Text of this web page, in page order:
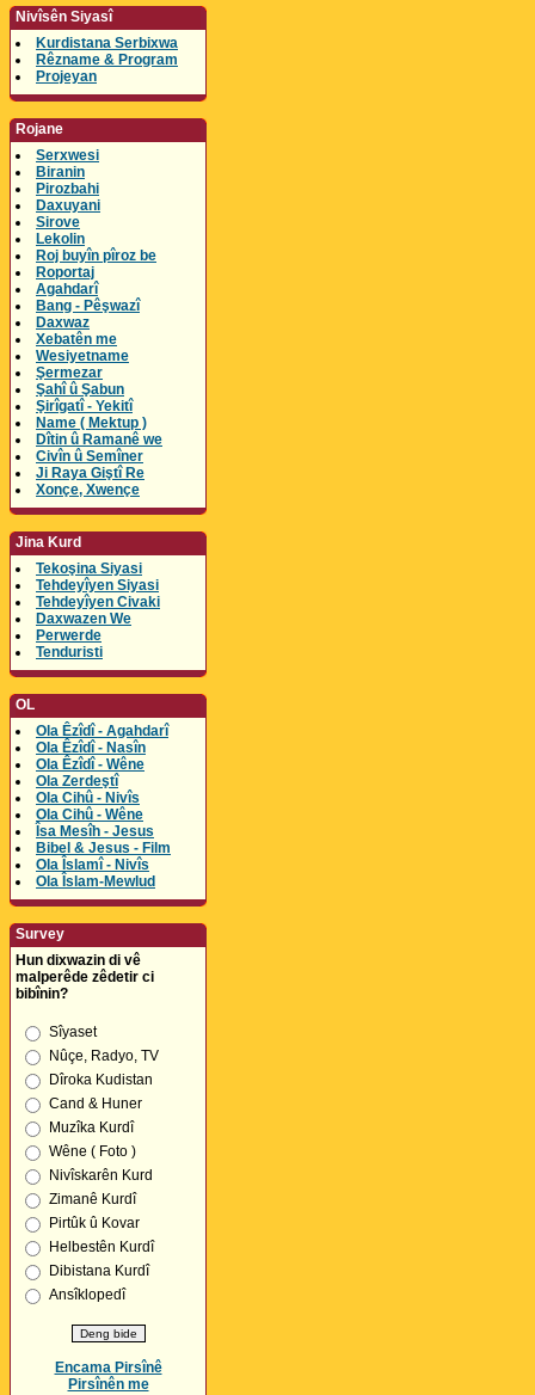
Nivîsên Siyasî
Kurdistana Serbixwa
Rêzname & Program
Projeyan
Rojane
Serxwesi
Biranin
Pirozbahi
Daxuyani
Sirove
Lekolin
Roj buyîn pîroz be
Roportaj
Agahdarî
Bang - Pêşwazî
Daxwaz
Xebatên me
Wesiyetname
Şermezar
Şahî û Şabun
Şirîgatî - Yekitî
Name ( Mektup )
Dîtin û Ramanê we
Civîn û Semîner
Ji Raya Giştî Re
Xonçe, Xwençe
Jina Kurd
Tekoşina Siyasi
Tehdeyîyen Siyasi
Tehdeyîyen Civaki
Daxwazen We
Perwerde
Tenduristi
OL
Ola Êzîdî - Agahdarî
Ola Êzîdî - Nasîn
Ola Êzîdî - Wêne
Ola Zerdeştî
Ola Cihû - Nivîs
Ola Cihû - Wêne
Îsa Mesîh - Jesus
Bibel & Jesus - Film
Ola Îslamî - Nivîs
Ola Îslam-Mewlud
Survey
Hun dixwazin di vê
malperêde zêdetir ci
bibînin?
Sîyaset
Nûçe, Radyo, TV
Dîroka Kudistan
Cand & Huner
Muzîka Kurdî
Wêne ( Foto )
Nivîskarên Kurd
Zimanê Kurdî
Pirtûk û Kovar
Helbestên Kurdî
Dibistana Kurdî
Ansîklopedî
Encama Pirsînê
Pirsînên me